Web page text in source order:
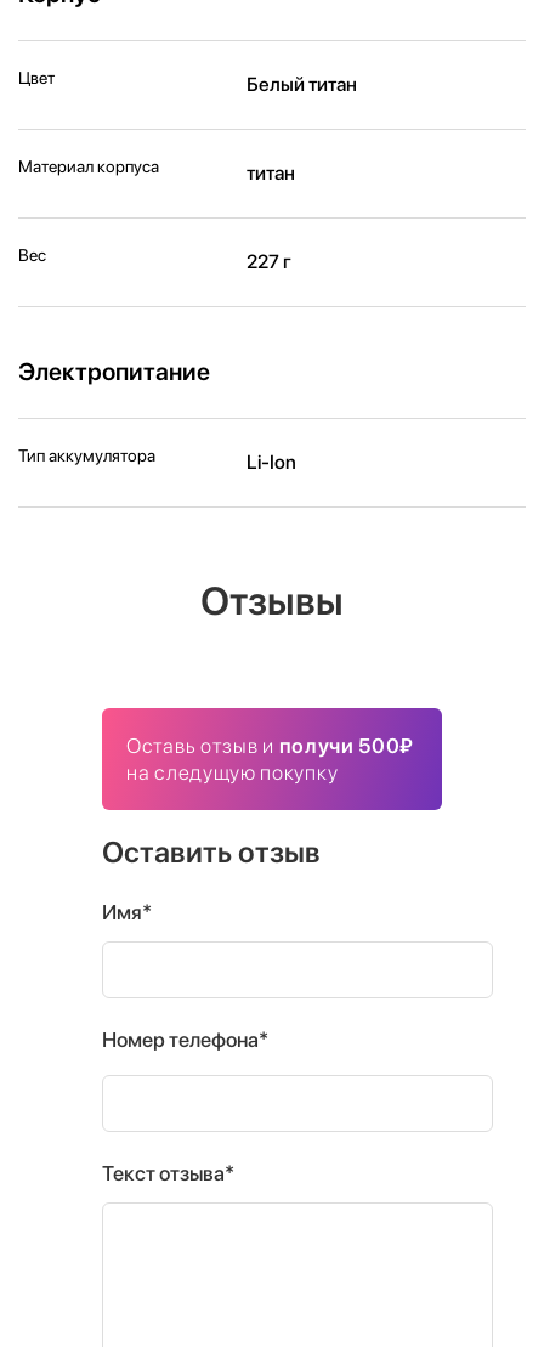
Цвет Белый титан
Материал корпуса титан
Вес 227 г
Электропитание
Тип аккумулятора Li-Ion
Отзывы
Оставь отзыв и получи 500₽
на следущую покупку
Оставить отзыв
Имя*
Номер телефона*
Текст отзыва*